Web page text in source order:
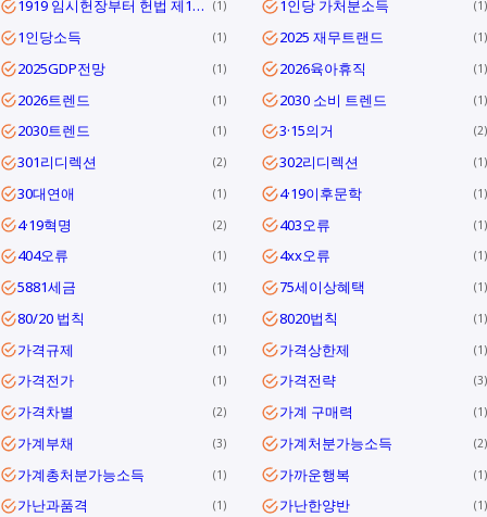
1919 임시헌장부터 헌법 제1조까지 1 1인당 가처분소득 1
1인당소득 1 2025 재무트랜드 1
2025GDP전망 1 2026육아휴직 1
2026트렌드 1 2030 소비 트렌드 1
2030트렌드 1 3·15의거 2
301리디렉션 2 302리디렉션 1
30대연애 1 4·19이후문학 1
4·19혁명 2 403오류 1
404오류 1 4xx오류 1
5881세금 1 75세이상혜택 1
80/20 법칙 1 8020법칙 1
가격규제 1 가격상한제 1
가격전가 1 가격전략 3
가격차별 2 가계 구매력 1
가계부채 3 가계처분가능소득 2
가계총처분가능소득 1 가까운행복 1
가난과품격 1 가난한양반 1